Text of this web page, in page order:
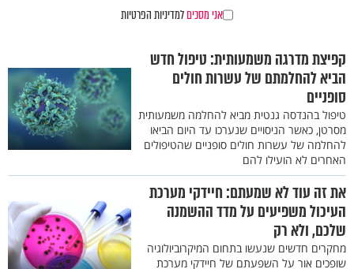
אני מסכיםלמדיניות הפרטיות
קפיצת מדרגה משמעותית: טיפול חדש
הביא להחלמתם של עשרות חולים
סופניים
טיפול בהנדסה גנטית מביא להחלמה משמעותית
מסרטן, כאשר הניסויים שנערכו עד היום הביאו
להחלמה של עשרות חולים סופניים שהטיפולים
האחרים לא הועילו להם
את זה עוד לא שמעתם: חיידקי מערכת
העיכול משפיעים על מדד ההשמנה
שלכם, ולא רק
מחקרים חדשים שנעשו בתחום המיקרוביולוגיה
שופכים אור על השפעתם של חיידקי מערכת